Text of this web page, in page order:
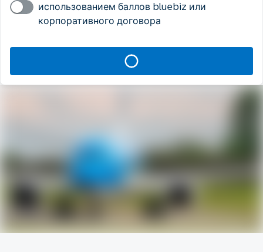
использованием баллов bluebiz или
корпоративного договора